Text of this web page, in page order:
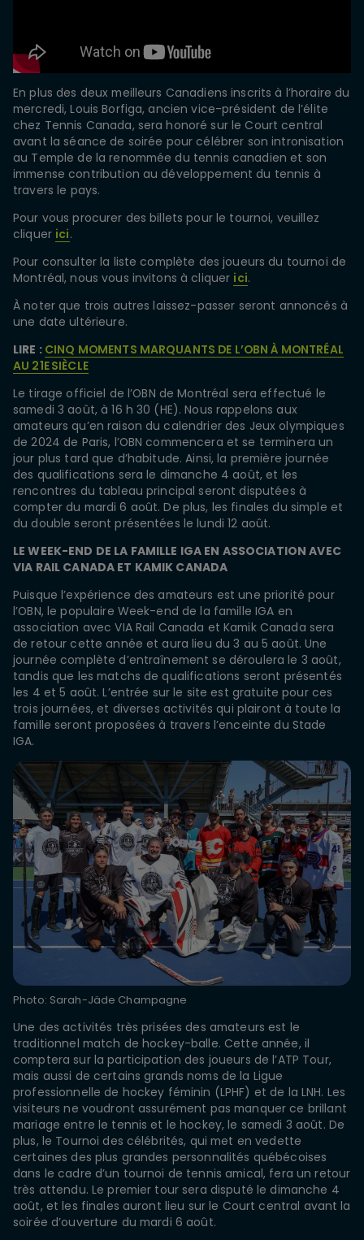
En plus des deux meilleurs Canadiens inscrits à l’horaire du
mercredi, Louis Borfiga, ancien vice-président de l’élite
chez Tennis Canada, sera honoré sur le Court central
avant la séance de soirée pour célébrer son intronisation
au Temple de la renommée du tennis canadien et son
immense contribution au développement du tennis à
travers le pays.
Pour vous procurer des billets pour le tournoi, veuillez
cliquer ici.
Pour consulter la liste complète des joueurs du tournoi de
Montréal, nous vous invitons à cliquer ici.
À noter que trois autres laissez-passer seront annoncés à
une date ultérieure.
LIRE : CINQ MOMENTS MARQUANTS DE L’OBN À MONTRÉAL
AU 21E SIÈCLE
Le tirage officiel de l’OBN de Montréal sera effectué le
samedi 3 août, à 16 h 30 (HE). Nous rappelons aux
amateurs qu’en raison du calendrier des Jeux olympiques
de 2024 de Paris, l’OBN commencera et se terminera un
jour plus tard que d’habitude. Ainsi, la première journée
des qualifications sera le dimanche 4 août, et les
rencontres du tableau principal seront disputées à
compter du mardi 6 août. De plus, les finales du simple et
du double seront présentées le lundi 12 août.
LE WEEK-END DE LA FAMILLE IGA EN ASSOCIATION AVEC
VIA RAIL CANADA ET KAMIK CANADA
Puisque l’expérience des amateurs est une priorité pour
l’OBN, le populaire Week-end de la famille IGA en
association avec VIA Rail Canada et Kamik Canada sera
de retour cette année et aura lieu du 3 au 5 août. Une
journée complète d’entraînement se déroulera le 3 août,
tandis que les matchs de qualifications seront présentés
les 4 et 5 août. L’entrée sur le site est gratuite pour ces
trois journées, et diverses activités qui plairont à toute la
famille seront proposées à travers l’enceinte du Stade
IGA.
Photo: Sarah-Jäde Champagne
Une des activités très prisées des amateurs est le
traditionnel match de hockey-balle. Cette année, il
comptera sur la participation des joueurs de l’ATP Tour,
mais aussi de certains grands noms de la Ligue
professionnelle de hockey féminin (LPHF) et de la LNH. Les
visiteurs ne voudront assurément pas manquer ce brillant
mariage entre le tennis et le hockey, le samedi 3 août. De
plus, le Tournoi des célébrités, qui met en vedette
certaines des plus grandes personnalités québécoises
dans le cadre d’un tournoi de tennis amical, fera un retour
très attendu. Le premier tour sera disputé le dimanche 4
août, et les finales auront lieu sur le Court central avant la
soirée d’ouverture du mardi 6 août.